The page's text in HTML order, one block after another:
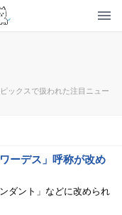
ックスで扱われた注目ニュー
ーデス」呼称が改め
ダント」などに改められ